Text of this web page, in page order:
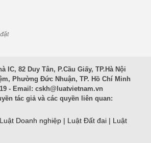
IC, 82 Duy Tân, P.Cầu Giấy, TP.Hà Nội
Phường Đức Nhuận, TP. Hồ Chí Minh
- Email: cskh@luatvietnam.vn
tác giả và các quyền liên quan:
Luật Doanh nghiệp | Luật Đất đai | Luật